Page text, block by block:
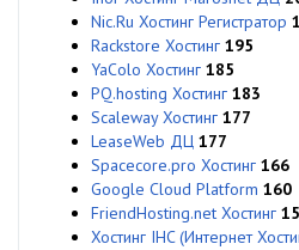
Nic.Ru Хостинг Регистратор
Rackstore Хостинг 195
YaColo Хостинг 185
PQ.hosting Хостинг 183
Scaleway Хостинг 177
LeaseWeb ДЦ 177
Spacecore.pro Хостинг 166
Google Cloud Platform 160
FriendHosting.net Хостинг
Хостинг IHC (Интернет